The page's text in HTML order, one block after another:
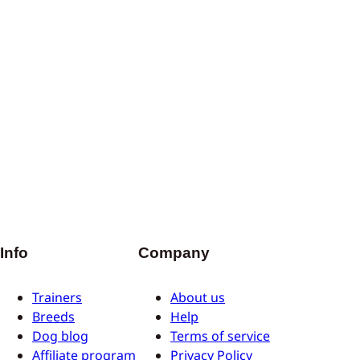
Info
Trainers
Breeds
Dog blog
Affiliate program
Company
About us
Help
Terms of service
Privacy Policy